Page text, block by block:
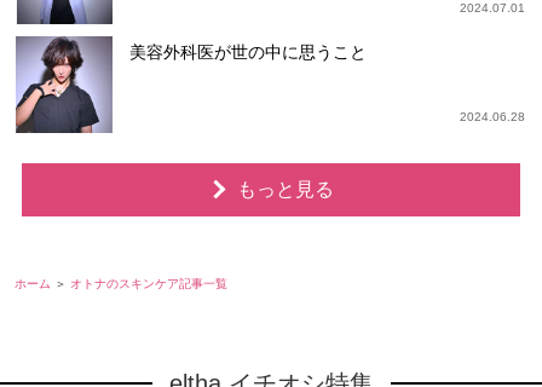
2024.07.01
美容外科医が世の中に思うこと
2024.06.28
もっと見る
ホーム オトナのスキンケア記事一覧